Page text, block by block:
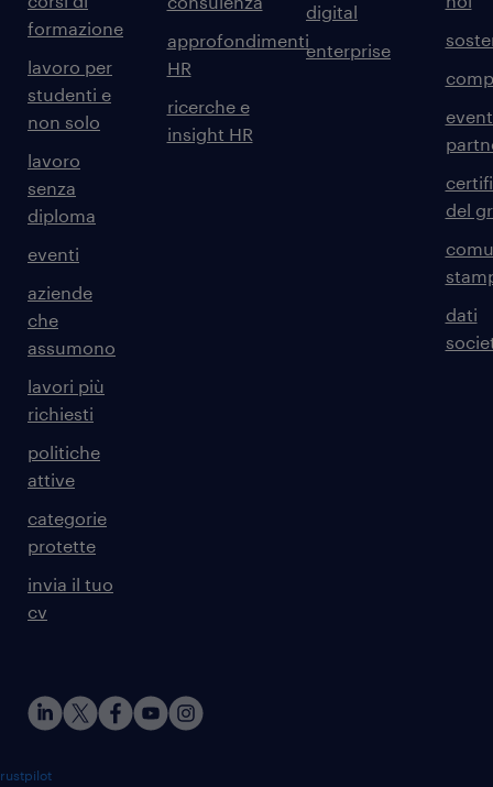
formazione
lavoro per
studenti e
non solo
lavoro
senza
diploma
eventi
aziende
che
assumono
lavori più
richiesti
politiche
attive
categorie
protette
invia il tuo
cv
approfondimenti
HR
ricerche e
insight HR
digital
enterprise
del
dati